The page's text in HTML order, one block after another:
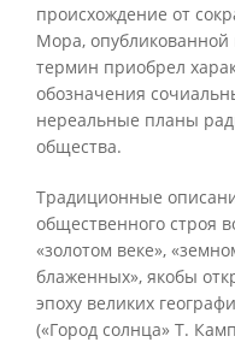
происхождение от
Мора, опубликованной
термин приобрел
обозначения
нереальные планы
общества.
Традиционные
общественного строя
«золотом веке»,
блаженных», якобы
эпоху великих
(«Город солнца» Т.